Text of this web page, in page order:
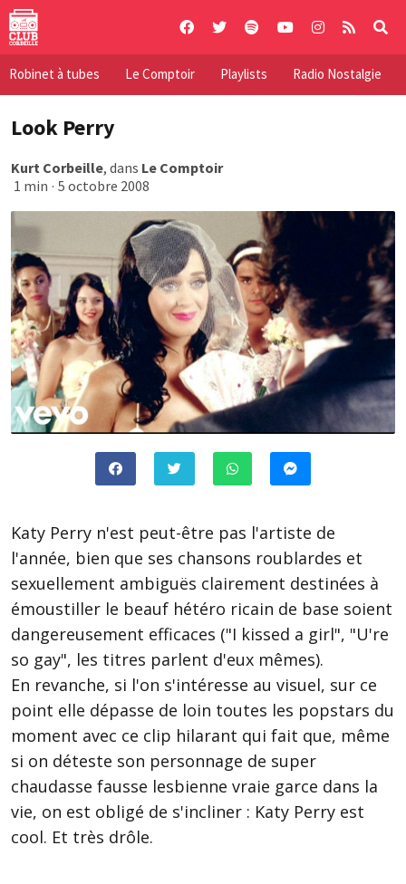
Skip
content
Robinet à tubes Le Comptoir Playlists Radio Nostalgie
Look Perry
Kurt Corbeille, dans Le Comptoir
1 min · 5 octobre 2008
Katy Perry n'est peut-être pas l'artiste de
l'année, bien que ses chansons roublardes et
sexuellement ambiguës clairement destinées à
émoustiller le beauf hétéro ricain de base soient
dangereusement efficaces ("I kissed a girl", "U're
so gay", les titres parlent d'eux mêmes).
En revanche, si l'on s'intéresse au visuel, sur ce
point elle dépasse de loin toutes les popstars du
moment avec ce clip hilarant qui fait que, même
si on déteste son personnage de super
chaudasse fausse lesbienne vraie garce dans la
vie, on est obligé de s'incliner : Katy Perry est
cool. Et très drôle.